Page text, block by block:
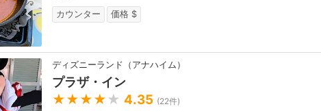
カウンター 価格 $
ディズニーランド（アナハイム）
プラザ・イン
★★★★ ★ 4.35 (22件)